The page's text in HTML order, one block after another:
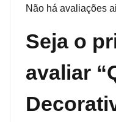
Não há avaliações
Seja o
avaliar